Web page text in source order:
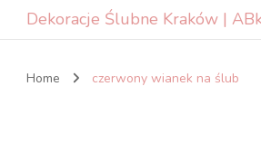
Dekoracje Ślubne Kraków |
Home czerwony wianek na ślub